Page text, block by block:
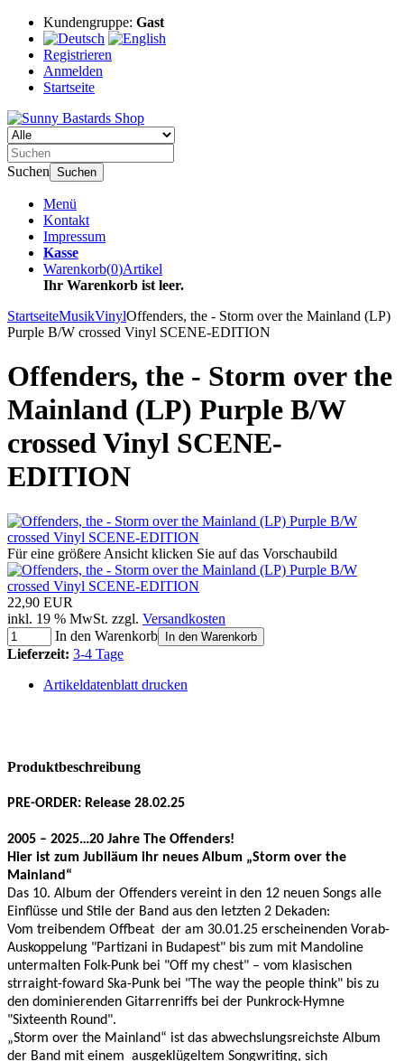
Kundengruppe: Gast
Registrieren
Anmelden
Startseite
Suchen Suchen
Menü
Kontakt
Impressum
Kasse
Warenkorb(0)Artikel
Ihr Warenkorb ist leer.
StartseiteMusikVinylOffenders, the - Storm over the Mainland (LP)
Purple B/W crossed Vinyl SCENE-EDITION
Offenders, the - Storm over the
Mainland (LP) Purple B/W
crossed Vinyl SCENE-
EDITION
Für eine größere Ansicht klicken Sie auf das Vorschaubild
22,90 EUR
inkl. 19 % MwSt. zzgl. Versandkosten
In den Warenkorb
In den Warenkorb
Lieferzeit: 3-4 Tage
Artikeldatenblatt drucken
Produktbeschreibung
PRE-ORDER: Release 28.02.25
2005 – 2025…20 Jahre The Offenders!
Hier ist zum Jubiläum ihr neues Album „Storm over the
Mainland“
Das 10. Album der Offenders vereint in den 12 neuen Songs alle
Einflüsse und Stile der Band aus den letzten 2 Dekaden:
Vom treibendem Offbeat der am 30.01.25 erscheinenden Vorab-
Auskoppelung "Partizani in Budapest" bis zum mit Mandoline
untermalten Folk-Punk bei "Off my chest" – vom klasischen
strraight-foward Ska-Punk bei "The way the people think" bis zu
den dominierenden Gitarrenriffs bei der Punkrock-Hymne
"Sixteenth Round".
„Storm over the Mainland“ ist das abwechslungsreichste Album
der Band mit einem ausgeklügeltem Songwriting, sich